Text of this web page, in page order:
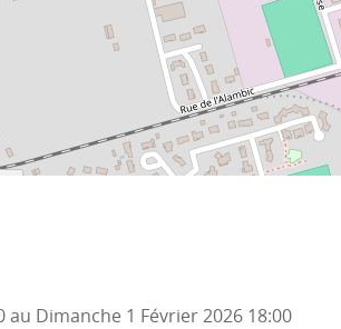
au Dimanche 1 Février 2026 18:00